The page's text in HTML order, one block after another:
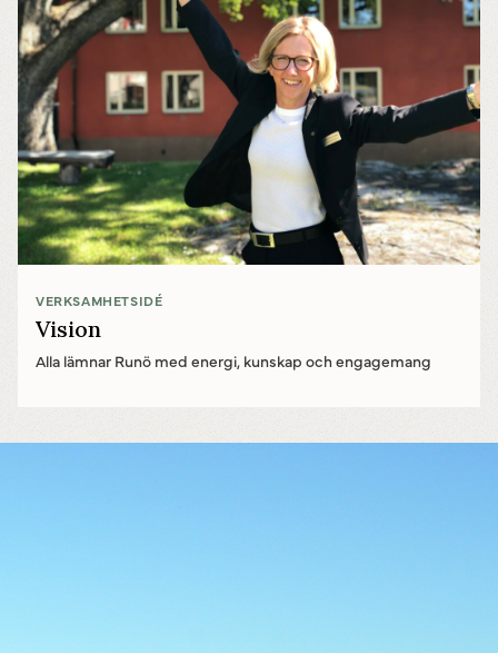
VERKSAMHETSIDÉ
Vision
Alla lämnar Runö med energi, kunskap och engagemang